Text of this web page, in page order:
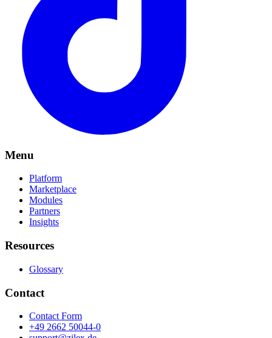
Menu
Platform
Marketplace
Modules
Partners
Insights
Resources
Glossary
Contact
Contact Form
+49 2662 50044-0